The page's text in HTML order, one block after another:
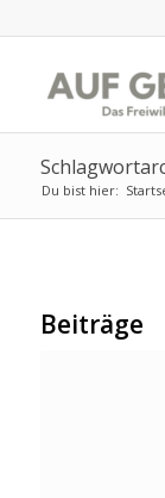
Du bist hier:
Beiträge